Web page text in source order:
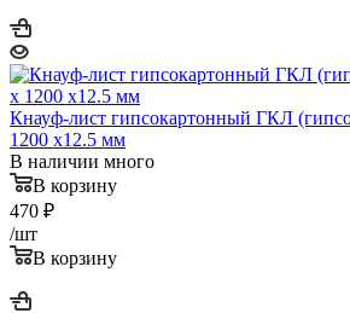
Кнауф-лист гипсокартонный ГКЛ
1200 x12.5 мм
В наличии много
В корзину
470 ₽
/шт
В корзину